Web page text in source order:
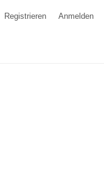
Registrieren Anmelden